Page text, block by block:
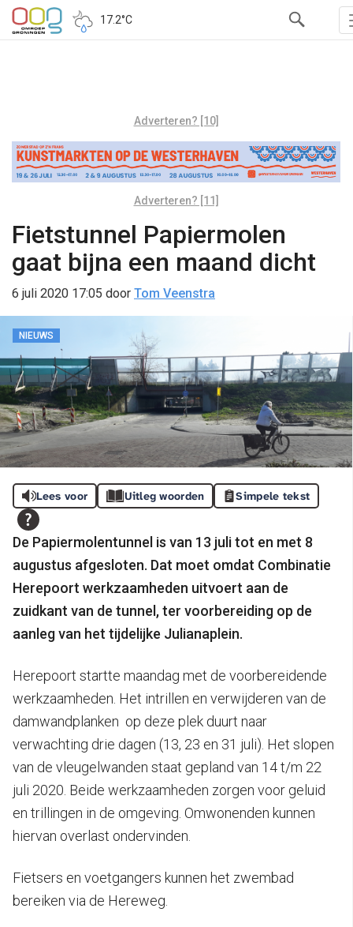
17.2°C
Adverteren? [10]
Adverteren? [11]
Fietstunnel Papiermolen
gaat bijna een maand dicht
6 juli 2020 17:05 door Tom Veenstra
NIEUWS
Lees voor Uitleg woorden Simpele tekst
De Papiermolentunnel is van 13 juli tot en met 8
augustus afgesloten. Dat moet omdat Combinatie
Herepoort werkzaamheden uitvoert aan de
zuidkant van de tunnel, ter voorbereiding op de
aanleg van het tijdelijke Julianaplein.
Herepoort startte maandag met de voorbereidende
werkzaamheden. Het intrillen en verwijderen van de
damwandplanken op deze plek duurt naar
verwachting drie dagen (13, 23 en 31 juli). Het slopen
van de vleugelwanden staat gepland van 14 t/m 22
juli 2020. Beide werkzaamheden zorgen voor geluid
en trillingen in de omgeving. Omwonenden kunnen
hiervan overlast ondervinden.
Fietsers en voetgangers kunnen het zwembad
bereiken via de Hereweg.